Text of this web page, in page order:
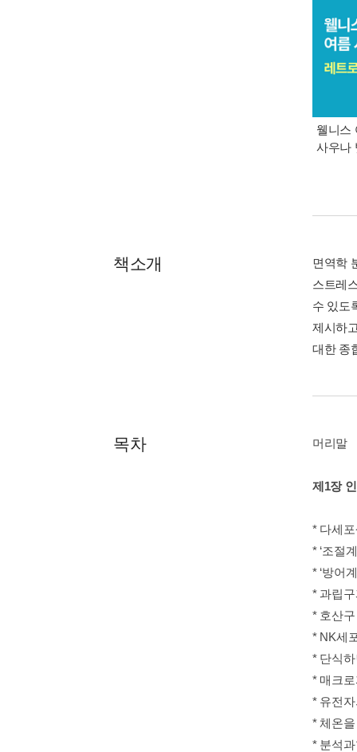
웰니스
사우나
책소개
면역학
스트레
수 있도
제시하
대한 종
목차 머리말
제1장
* 다세
* ‘조절
* ‘방어
* 과립
* 호산구
* NK세
* 단식
* 매크
* 유전
* 체온
* 분석